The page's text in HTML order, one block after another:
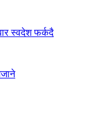
स्वदेश फर्कदै